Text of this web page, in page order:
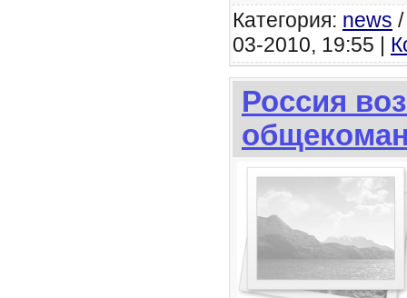
Категория: news
03-2010, 19:55 |
Россия